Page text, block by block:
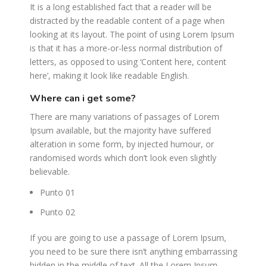
It is a long established fact that a reader will be
distracted by the readable content of a page when
looking at its layout. The point of using Lorem Ipsum
is that it has a more-or-less normal distribution of
letters, as opposed to using ‘Content here, content
here’, making it look like readable English.
where can i get some?
There are many variations of passages of Lorem
Ipsum available, but the majority have suffered
alteration in some form, by injected humour, or
randomised words which don’t look even slightly
believable.
Punto 01
Punto 02
If you are going to use a passage of Lorem Ipsum,
you need to be sure there isn’t anything embarrassing